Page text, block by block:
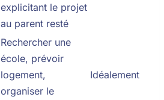
explicitant le projet
au parent resté
Rechercher une
école, prévoir
logement,
organiser le
Idéalement